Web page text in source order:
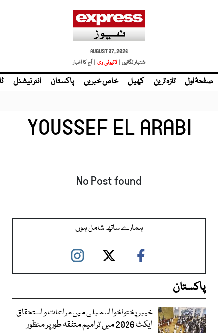
AUGUST 07, 2026
اشتہار لگائیں | لائیو ٹی وی | آج کا اخبار
صفحۂ اول تازہ ترین کھیل خاص خبریں پاکستان انٹر نیشنل
YOUSSEF EL ARABI
No Post found
ہمارے ساتھ شامل ہوں
پاکستان
خیبرپختونخوا اسمبلی میں مراعات و استحقاق
ایکٹ 2026 میں ترامیم متفقہ طور پر منظور